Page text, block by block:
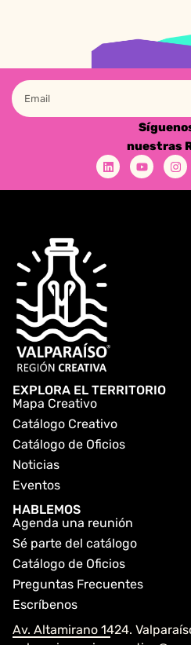
nuestras
EXPLORA EL TERRITORIO
Mapa Creativo
Catálogo Creativo
Catálogo de Oficios
Noticias
Eventos
HABLEMOS
Agenda una reunión
Sé parte del catálogo
Catálogo de Oficios
Preguntas Frecuentes
Escríbenos
Av. Altamirano 1424.